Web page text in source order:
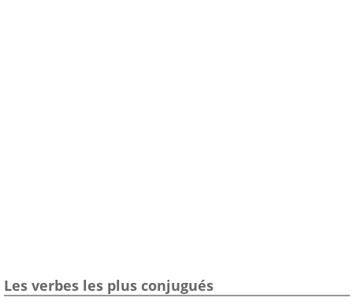
Les verbes les plus conjugués